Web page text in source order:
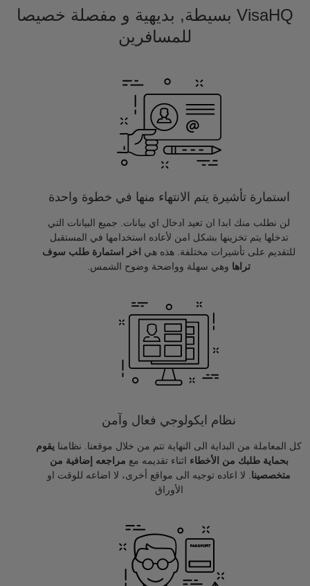
VisaHQ بسيطة, بديهية و مفصلة خصيصا
للمسافرين
استمارة تأشيرة يتم الانتهاء منها في خطوة واحدة
لن نطلب منك ابدا ان تعيد ادخال اي بيانات. جميع البيانات التي
تدخلها يتم تخزينها بشكل امن لأعاده استخدامها في المستقبل
للتقديم على تأشيرات مختلفة. هذه هي
اخر استمارة طلب سوف
تراها وهي سهلة وواضحة وضوح الشمس.
نظام ايكولوجي فعال وآمن
كل المعاملة من البداية الى النهاية تتم من خلال موقعنا. نظامنا يقوم
بحماية طلبك من الأخطاء اثناء تقديمه مع مراجعه إضافية من
متخصصينا . لا اعاده توجيه الى مواقع أخرى، لا اضاعه للوقت او
الأوراق